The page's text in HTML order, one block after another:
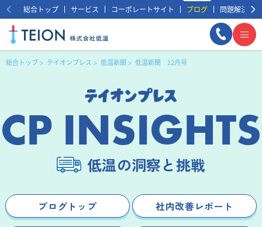
総合トップ サービス コーポレートサイト ブログ 問題解決事例
総合トップ テイオンプレス 低温新聞 低温新聞 12月号
CP INSIGHTS
低温の洞察と挑戦
ブログトップ 社内改善レポート